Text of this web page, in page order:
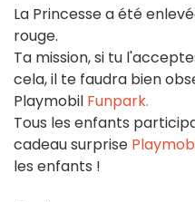
La Princesse a été
rouge.
Ta mission, si tu
cela, il te faudra bien
Playmobil Funpark.
Tous les enfants
cadeau surprise
les enfants !